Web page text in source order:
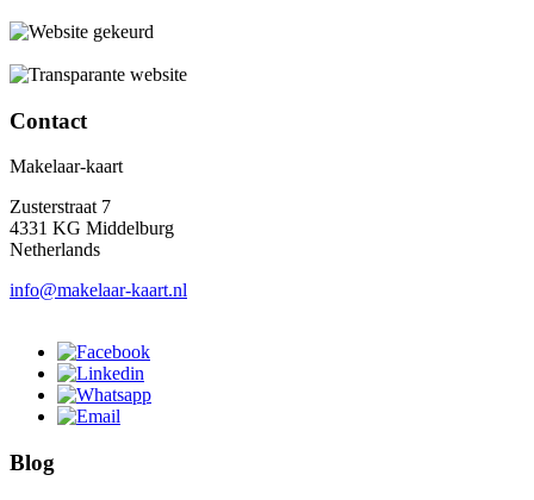
Contact
Makelaar-kaart
Zusterstraat 7
4331 KG Middelburg
Netherlands
info@makelaar-kaart.nl
Blog